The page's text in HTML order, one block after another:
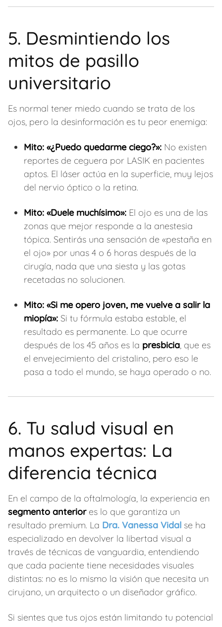
5. Desmintiendo los
mitos de pasillo
universitario
Es normal tener miedo cuando se trata de los
ojos, pero la desinformación es tu peor enemiga:
Mito: «¿Puedo quedarme ciego?»: No existen
reportes de ceguera por LASIK en pacientes
aptos. El láser actúa en la superficie, muy lejos
del nervio óptico o la retina.
Mito: «Duele muchísimo»: El ojo es una de las
zonas que mejor responde a la anestesia
tópica. Sentirás una sensación de «pestaña en
el ojo» por unas 4 o 6 horas después de la
cirugía, nada que una siesta y las gotas
recetadas no solucionen.
Mito: «Si me opero joven, me vuelve a salir la
miopía»: Si tu fórmula estaba estable, el
resultado es permanente. Lo que ocurre
después de los 45 años es la presbicia, que es
el envejecimiento del cristalino, pero eso le
pasa a todo el mundo, se haya operado o no.
6. Tu salud visual en
manos expertas: La
diferencia técnica
En el campo de la oftalmología, la experiencia en
segmento anteriores lo que garantiza un
resultado premium. La Dra. Vanessa Vidal se ha
especializado en devolver la libertad visual a
través de técnicas de vanguardia, entendiendo
que cada paciente tiene necesidades visuales
distintas: no es lo mismo la visión que necesita un
cirujano, un arquitecto o un diseñador gráfico.
Si sientes que tus ojos están limitando tu potencial